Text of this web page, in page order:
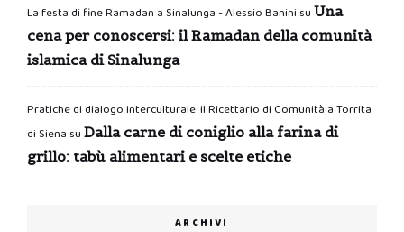
La festa di fine Ramadan a Sinalunga - Alessio Banini su Una
cena per conoscersi: il Ramadan della comunità
islamica di Sinalunga
Pratiche di dialogo interculturale: il Ricettario di Comunità a Torrita
di Siena su Dalla carne di coniglio alla farina di
grillo: tabù alimentari e scelte etiche
ARCHIVI